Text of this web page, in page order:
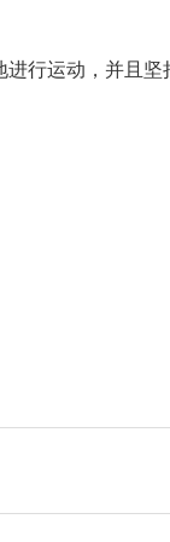
进行运动，并且坚